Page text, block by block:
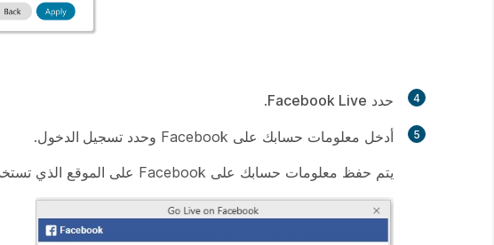
4 حدد Facebook Live
.
5 أدخل معلومات حسابك على Facebook وحدد تسجيل الدخول.
يتم حفظ معلومات حسابك على Facebook على الموقع الذي تستخدمه للاجتماع، أو ندوة الويب، أو الحدث.